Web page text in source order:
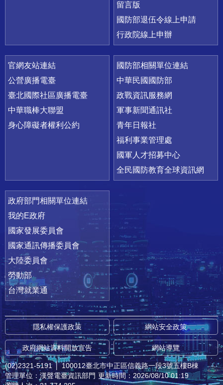
留言版
國防部退伍令線上申請
行政院線上申辦
官網友站連結
公營廣播電臺
臺北國際社區廣播電臺
中華職棒大聯盟
身心障礙者權利公約
國防部相關單位連結
中華民國國防部
政戰資訊服務網
軍事新聞通訊社
青年日報社
福利事業管理處
國軍人才招募中心
全民國防教育全球資訊網
政府部門相關單位連結
我的E政府
國家發展委員會
國家通訊傳播委員會
大陸委員會
勞動部
台灣就業通
隱私權保護政策 網站安全政策
政府網站資料開放宣告 網站導覽
(02)2321-5191 │ 100012臺北市中正區信義路一段3號五樓B棟
管理單位：漢聲電臺資訊部門 更新時間：2026/08/10 01:19